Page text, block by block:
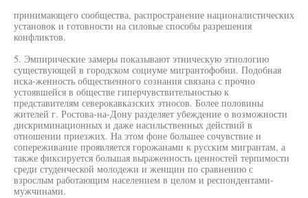
принимающего сообщества, распространение националистических
установок и готовности на силовые способы разрешения
конфликтов.
5. Эмпирические замеры показывают этническую этиологию
существующей в городском социуме мигрантофобии. Подобная
иска-женность общественного сознания связана с прочно
устоявшейся в обществе гиперчувствительностью к
представителям северокавказских этносов. Более половины
жителей г. Ростова-на-Дону разделяет убеждение о возможности
дискриминационных и даже насильственных действий в
отношении приезжих. На этом фоне большее сочувствие и
сопереживание проявляется горожанами к русским мигрантам, а
также фиксируется большая выраженность ценностей терпимости
среди студенческой молодежи и женщин по сравнению с
взрослым работающим населением в целом и респондентами-
мужчинами.